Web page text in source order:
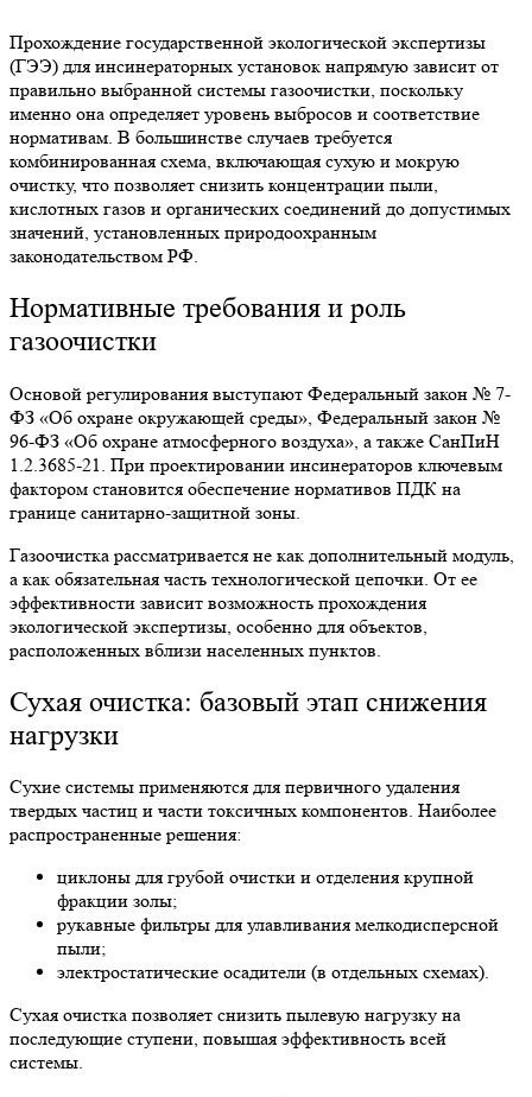
Прохождение государственной экологической экспертизы
(ГЭЭ) для инсинераторных установок напрямую зависит от
правильно выбранной системы газоочистки, поскольку
именно она определяет уровень выбросов и соответствие
нормативам. В большинстве случаев требуется
комбинированная схема, включающая сухую и мокрую
очистку, что позволяет снизить концентрации пыли,
кислотных газов и органических соединений до допустимых
значений, установленных природоохранным
законодательством РФ.
Нормативные требования и роль
газоочистки
Основой регулирования выступают Федеральный закон № 7-
ФЗ «Об охране окружающей среды», Федеральный закон №
96-ФЗ «Об охране атмосферного воздуха», а также СанПиН
1.2.3685-21. При проектировании инсинераторов ключевым
фактором становится обеспечение нормативов ПДК на
границе санитарно-защитной зоны.
Газоочистка рассматривается не как дополнительный модуль,
а как обязательная часть технологической цепочки. От ее
эффективности зависит возможность прохождения
экологической экспертизы, особенно для объектов,
расположенных вблизи населенных пунктов.
Сухая очистка: базовый этап снижения
нагрузки
Сухие системы применяются для первичного удаления
твердых частиц и части токсичных компонентов. Наиболее
распространенные решения:
циклоны для грубой очистки и отделения крупной
фракции золы;
рукавные фильтры для улавливания мелкодисперсной
пыли;
электростатические осадители (в отдельных схемах).
Сухая очистка позволяет снизить пылевую нагрузку на
последующие ступени, повышая эффективность всей
системы.